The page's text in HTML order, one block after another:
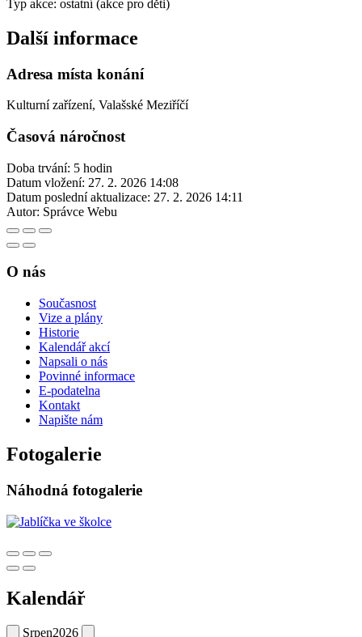
Typ akce: ostatní (akce pro děti)
Další informace
Adresa místa konání
Kulturní zařízení, Valašské Meziříčí
Časová náročnost
Doba trvání: 5 hodin
Datum vložení: 27. 2. 2026 14:08
Datum poslední aktualizace: 27. 2. 2026 14:11
Autor: Správce Webu
O nás
Současnost
Vize a plány
Historie
Kalendář akcí
Napsali o nás
Povinné informace
E-podatelna
Kontakt
Napište nám
Fotogalerie
Náhodná fotogalerie
Kalendář
Srpen2026